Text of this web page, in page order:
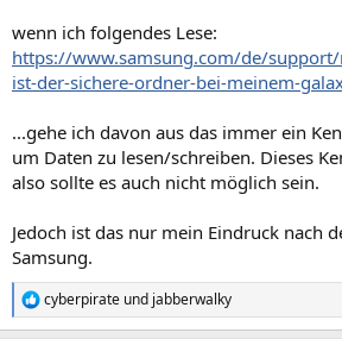
wenn ich folgendes Lese:
https://www.samsung.com/de/
ist-der-sichere-ordner-bei-meinem-
...gehe ich davon aus das immer ein
um Daten zu lesen/schreiben. Dieses
also sollte es auch nicht möglich sein.
Jedoch ist das nur mein Eindruck nach
Samsung.
R
e
cyberpirate und jabberwalky